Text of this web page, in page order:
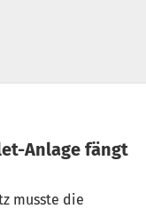
Anlage fängt
musste die